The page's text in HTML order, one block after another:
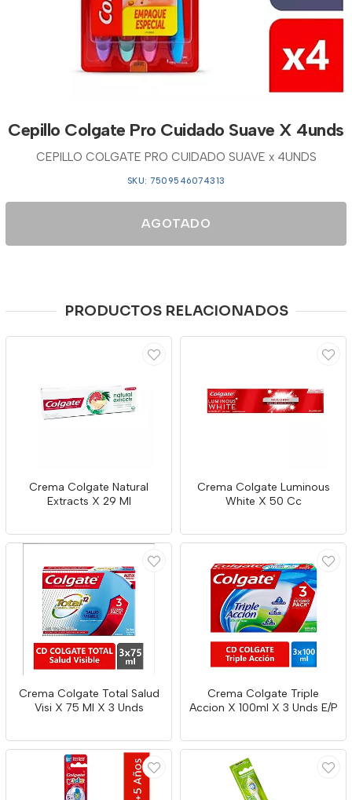
Cepillo Colgate Pro Cuidado Suave X 4unds
CEPILLO COLGATE PRO CUIDADO SUAVE x 4UNDS
SKU: 7509546074313
AGOTADO
PRODUCTOS RELACIONADOS
Crema Colgate Natural
Extracts X 29 Ml
Crema Colgate Luminous
White X 50 Cc
Crema Colgate Total Salud
Visi X 75 Ml X 3 Unds
Crema Colgate Triple
Accion X 100ml X 3 Unds E/P